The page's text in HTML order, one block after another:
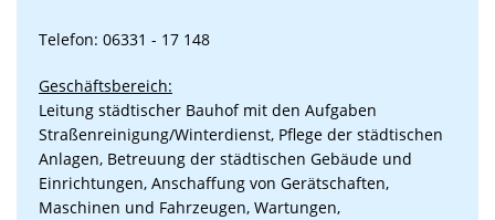
Telefon: 06331 - 17 148
Geschäftsbereich:
Leitung städtischer Bauhof mit den Aufgaben
Straßenreinigung/Winterdienst, Pflege der städtischen
Anlagen, Betreuung der städtischen Gebäude und
Einrichtungen, Anschaffung von Gerätschaften,
Maschinen und Fahrzeugen, Wartungen,